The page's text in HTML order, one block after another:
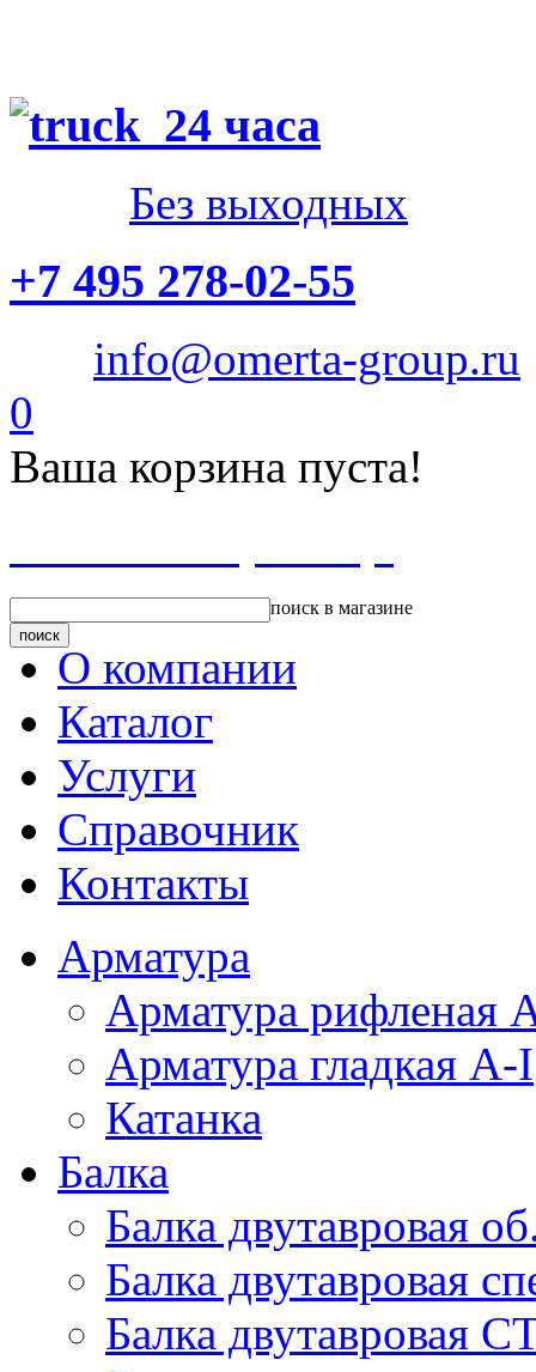
24 часа
Без выходных
+7 495 278-02-55
info@omerta-group.ru
0
Ваша корзина пуста!
поиск в магазине
О компании
Каталог
Услуги
Справочник
Контакты
Арматура
Арматура рифленая
Арматура гладкая A-I
Катанка
Балка
Балка двутавровая
Балка двутавровая
Балка двутавровая